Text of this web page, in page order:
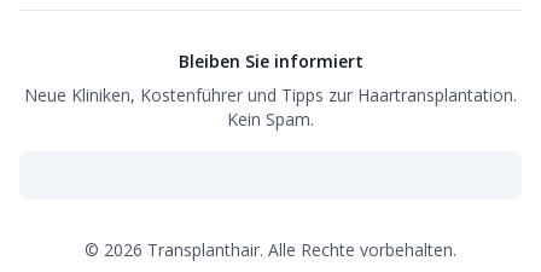
Bleiben Sie informiert
Neue Kliniken, Kostenführer und Tipps zur Haartransplantation.
Kein Spam.
© 2026 Transplanthair. Alle Rechte vorbehalten.